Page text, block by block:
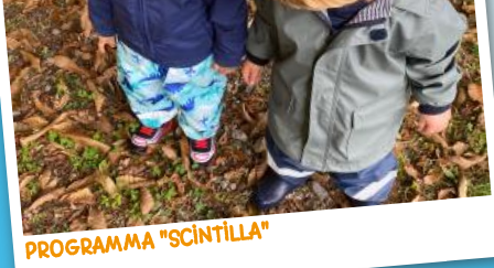
PROGRAMMA "SCINTILLA"